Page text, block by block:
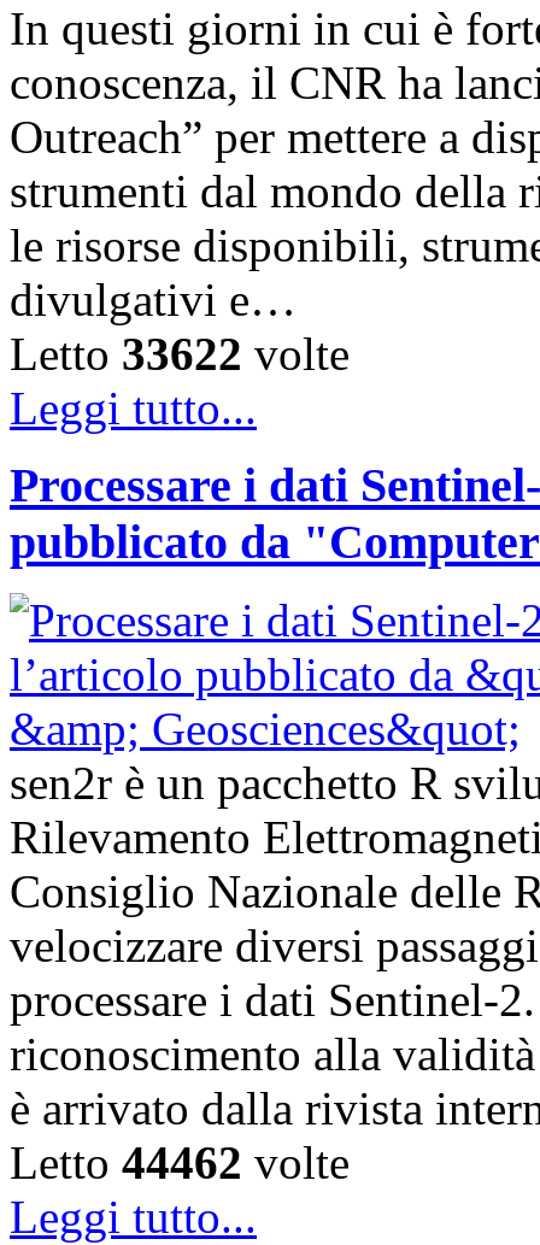
In questi giorni in cui è
conoscenza, il CNR ha
Outreach” per mettere a
strumenti dal mondo della
le risorse disponibili,
divulgativi e…
Letto 33622 volte
Leggi tutto...
Processare i dati
pubblicato da
sen2r è un pacchetto R
Rilevamento
Consiglio Nazionale delle
velocizzare diversi
processare i dati Sentinel-
riconoscimento alla
è arrivato dalla rivista
Letto 44462 volte
Leggi tutto...